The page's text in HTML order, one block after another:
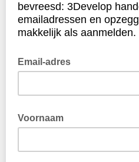
bevreesd: 3Develop
emailadressen en
makkelijk als aanmelden.
Email-adres
Voornaam